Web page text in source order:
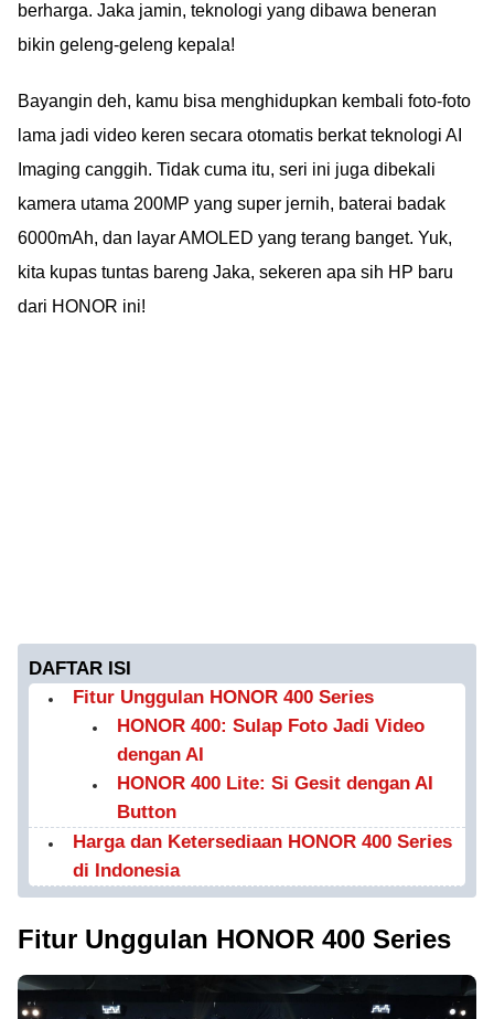
berharga. Jaka jamin, teknologi yang dibawa beneran
bikin geleng-geleng kepala!
Bayangin deh, kamu bisa menghidupkan kembali foto-foto
lama jadi video keren secara otomatis berkat teknologi AI
Imaging canggih. Tidak cuma itu, seri ini juga dibekali
kamera utama 200MP yang super jernih, baterai badak
6000mAh, dan layar AMOLED yang terang banget. Yuk,
kita kupas tuntas bareng Jaka, sekeren apa sih HP baru
dari HONOR ini!
DAFTAR ISI
Fitur Unggulan HONOR 400 Series
HONOR 400: Sulap Foto Jadi Video
dengan AI
HONOR 400 Lite: Si Gesit dengan AI
Button
Harga dan Ketersediaan HONOR 400 Series
di Indonesia
Fitur Unggulan HONOR 400 Series